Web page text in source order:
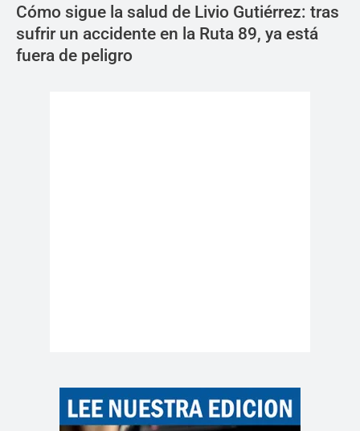
Cómo sigue la salud de Livio Gutiérrez: tras
sufrir un accidente en la Ruta 89, ya está
fuera de peligro